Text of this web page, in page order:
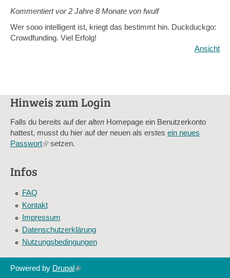
Kommentiert vor2 Jahre 8 Monate von fwulf
Wer sooo intelligent ist, kriegt das bestimmt hin. Duckduckgo:
Crowdfunding. Viel Erfolg!
Ansicht
Hinweis zum Login
Falls du bereits auf der alten Homepage ein Benutzerkonto
hattest, musst du hier auf der neuen als erstes ein neues
Passwort(linksetzen.
Infos
FAQ
Kontakt
Impressum
Datenschutzerklärung
Nutzungsbedingungen
Powered by Drupal(link